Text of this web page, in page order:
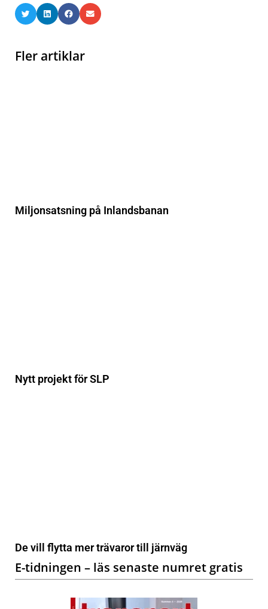
Fler artiklar
Miljonsatsning på Inlandsbanan
Nytt projekt för SLP
De vill flytta mer trävaror till järnväg
E-tidningen – läs senaste numret gratis